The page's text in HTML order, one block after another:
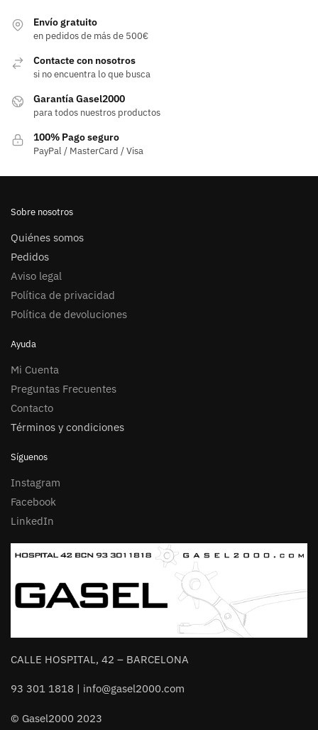
Envío gratuito
en pedidos de más de 500€
Contacte con nosotros
si no encuentra lo que busca
Garantía Gasel2000
para todos nuestros productos
100% Pago seguro
PayPal / MasterCard / Visa
Sobre nosotros
Quiénes somos
Pedidos
Aviso legal
Política de privacidad
Política de devoluciones
Ayuda
Mi Cuenta
Preguntas Frecuentes
Contacto
Términos y condiciones
Síguenos
Instagram
Facebook
LinkedIn
CALLE HOSPITAL, 42 – BARCELONA
93 301 1818 | info@gasel2000.com
© Gasel2000 2023